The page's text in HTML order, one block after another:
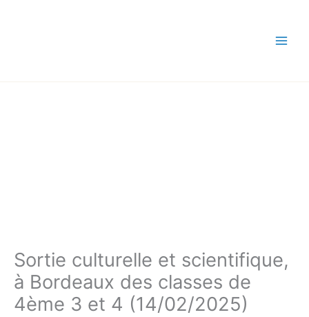
Sortie culturelle et scientifique,
à Bordeaux des classes de
4ème 3 et 4 (14/02/2025)